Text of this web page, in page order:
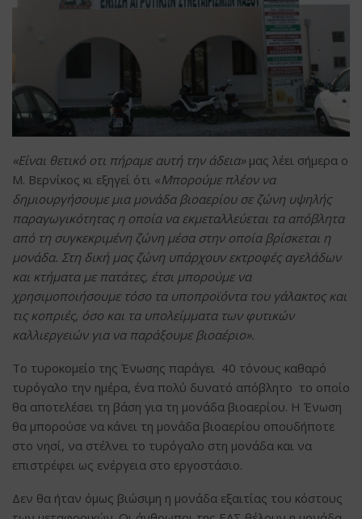
«Είναι θετικό οτι πήραμε αυτή την άδεια» μας λέει σήμερα ο
Μ. Βερνίκος κι εξηγεί ότι «Μπορούμε πλέον να
δημιουργήσουμε μια μονάδα βιοαερίου σε ζώνη υψηλής
παραγωγικότητας η οποία να εκμεταλλεύεται τα απόβλητα
από τη συγκεκριμένη ζώνη μέσα στην οποία βρίσκεται η
μονάδα. Στη δική μας ζώνη υπάρχουν εκτροφές αγελάδων
και κτήματα με πατάτες, έτσι μπορούμε να
χρησιμοποιήσουμε τόσο τα υποπροϊόντα του γάλακτος και
τις κοπριές, όσο και τα υπολείμματα των φυτικών
καλλιεργειών για να παράξουμε βιοαέριο».
Το τυροκομείο της Ένωσης παράγει 40 τόνους καθαρό
τυρόγαλο την ημέρα, ένα πολύ δυνατό απόβλητο το οποίο
θα αποτελέσει τη βάση για τη μονάδα βιοαερίου. Η Ένωση
θα μπορούσε να κάνει τη μονάδα βιοαερίου οπουδήποτε
στο νησί, να στέλνει το τυρόγαλο στη μονάδα και να
επιστρέφει ως ενέργεια στο εργοστάσιο.
Δεν θα ήταν όμως βιώσιμη η μονάδα εξαιτίας του κόστους